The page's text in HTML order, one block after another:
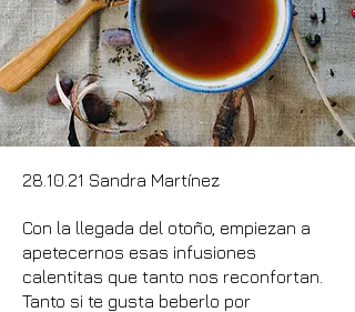
28.10.21 Sandra Martínez
Con la llegada del otoño, empiezan a
apetecernos esas infusiones
calentitas que tanto nos reconfortan.
Tanto si te gusta beberlo por